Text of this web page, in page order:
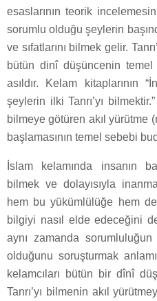
esaslarının teorik
sorumlu olduğu şeylerin
ve sıfatlarını bilmek gelir.
bütün dinî düşüncenin temel
asıldır. Kelam kitaplarının
şeylerin ilki Tanrı’yı
bilmeye götüren akıl yürütme
başlamasının temel sebebi
İslam kelamında insanın
bilmek ve dolayısıyla
hem bu yükümlülüğe hem
bilgiyi nasıl elde edeceğini
aynı zamanda
olduğunu soruşturmak
kelamcıları bütün bir dînî
Tanrı’yı bilmenin akıl